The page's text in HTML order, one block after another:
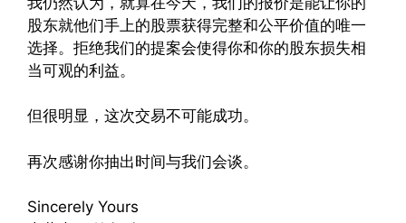
股东就他们手上的股票获得完整和公平价值的唯一
选择。拒绝我们的提案会使得你和你的股东损失相
当可观的利益。
但很明显，这次交易不可能成功。
再次感谢你抽出时间与我们会谈。
Sincerely Yours